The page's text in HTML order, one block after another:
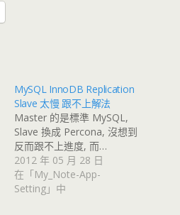
MySQL InnoDB Replication
Slave 太慢 跟不上解法
Master 的是標準 MySQL,
Slave 換成 Percona, 沒想到
反而跟不上進度, 而…
2012 年 05 月 28 日
在「My_Note-App-
Setting」中